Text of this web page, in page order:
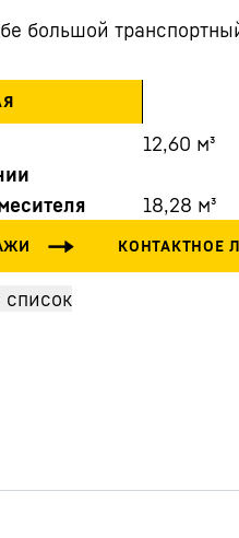
большой
12,60 м³
18,28 м³
список